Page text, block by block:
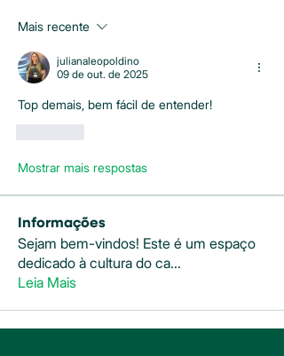
Mais recente
julianaleopoldino
09 de out. de 2025
Top demais, bem fácil de entender!
Mostrar mais respostas
Informações
Sejam bem-vindos! Este é um espaço
dedicado à cultura do ca...
Leia Mais